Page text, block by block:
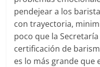
pendejear a los
con trayectoria,
poco que la
certificación de
es lo más grande que